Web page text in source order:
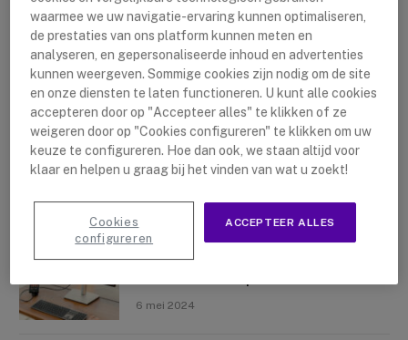
Nieuwste artikelen
Logitech Sight: De Tafelcamera Voor
10 mei 2024
Crosscall X-Space: Transformeer Je
6 mei 2024
waarmee we uw navigatie-ervaring kunnen optimaliseren,
de prestaties van ons platform kunnen meten en
analyseren, en gepersonaliseerde inhoud en advertenties
kunnen weergeven. Sommige cookies zijn nodig om de site
en onze diensten te laten functioneren. U kunt alle cookies
accepteren door op "Accepteer alles" te klikken of ze
weigeren door op "Cookies configureren" te klikken om uw
keuze te configureren. Hoe dan ook, we staan altijd voor
klaar en helpen u graag bij het vinden van wat u zoekt!
ACCEPTEER ALLES
Cookies
configureren